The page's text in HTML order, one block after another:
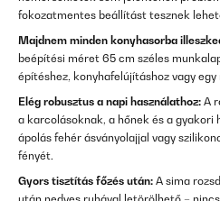
fokozatmentes beállítást tesznek
Majdnem minden konyhasorba
beépítési méret 65 cm széles
építéshez, konyhafelújításhoz vagy
Elég robusztus a napi használathoz: A
a karcolásoknak, a hőnek és a gyakori
ápolás fehér ásványolajjal vagy
fényét.
Gyors tisztítás főzés után: A sima